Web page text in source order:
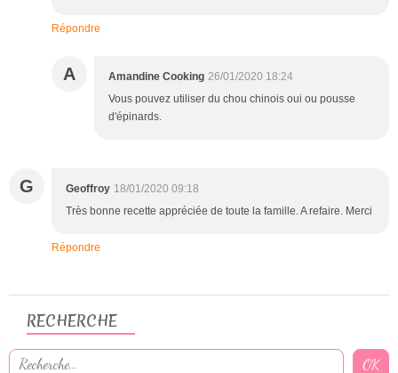
Répondre
A Amandine Cooking 26/01/2020 18:24
Vous pouvez utiliser du chou chinois oui ou pousse
d'épinards.
G Geoffroy 18/01/2020 09:18
Très bonne recette appréciée de toute la famille. A refaire. Merci
Répondre
RECHERCHE